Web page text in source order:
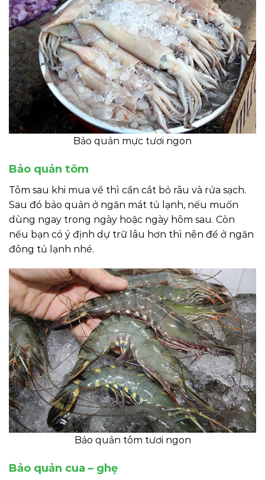
Bảo quản mực tươi ngon
Bảo quản tôm
Tôm sau khi mua về thì cần cắt bỏ râu và rửa sạch.
Sau đó bảo quản ở ngăn mát tủ lạnh, nếu muốn
dùng ngay trong ngày hoặc ngày hôm sau. Còn
nếu bạn có ý định dự trữ lâu hơn thì nên để ở ngăn
đông tủ lạnh nhé.
Bảo quản tôm tươi ngon
Bảo quản cua – ghẹ